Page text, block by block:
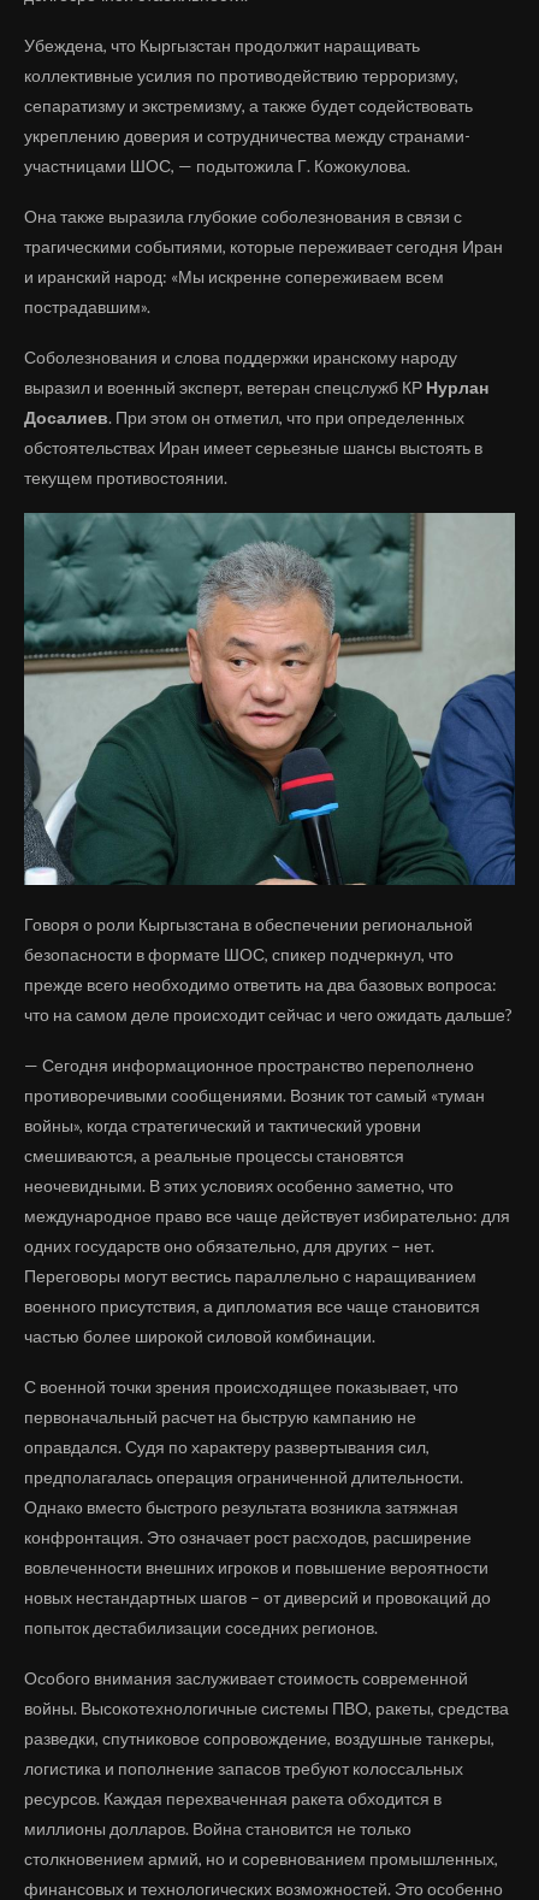
Убеждена, что Кыргызстан продолжит наращивать
коллективные усилия по противодействию терроризму,
сепаратизму и экстремизму, а также будет содействовать
укреплению доверия и сотрудничества между странами-
участницами ШОС, — подытожила Г. Кожокулова.
Она также выразила глубокие соболезнования в связи с
трагическими событиями, которые переживает сегодня Иран
и иранский народ: «Мы искренне сопереживаем всем
пострадавшим».
Соболезнования и слова поддержки иранскому народу
выразил и военный эксперт, ветеран спецслужб КР Нурлан
Досалиев. При этом он отметил, что при определенных
обстоятельствах Иран имеет серьезные шансы выстоять в
текущем противостоянии.
Говоря о роли Кыргызстана в обеспечении региональной
безопасности в формате ШОС, спикер подчеркнул, что
прежде всего необходимо ответить на два базовых вопроса:
что на самом деле происходит сейчас и чего ожидать дальше?
— Сегодня информационное пространство переполнено
противоречивыми сообщениями. Возник тот самый «туман
войны», когда стратегический и тактический уровни
смешиваются, а реальные процессы становятся
неочевидными. В этих условиях особенно заметно, что
международное право все чаще действует избирательно: для
одних государств оно обязательно, для других – нет.
Переговоры могут вестись параллельно с наращиванием
военного присутствия, а дипломатия все чаще становится
частью более широкой силовой комбинации.
С военной точки зрения происходящее показывает, что
первоначальный расчет на быструю кампанию не
оправдался. Судя по характеру развертывания сил,
предполагалась операция ограниченной длительности.
Однако вместо быстрого результата возникла затяжная
конфронтация. Это означает рост расходов, расширение
вовлеченности внешних игроков и повышение вероятности
новых нестандартных шагов – от диверсий и провокаций до
попыток дестабилизации соседних регионов.
Особого внимания заслуживает стоимость современной
войны. Высокотехнологичные системы ПВО, ракеты, средства
разведки, спутниковое сопровождение, воздушные танкеры,
логистика и пополнение запасов требуют колоссальных
ресурсов. Каждая перехваченная ракета обходится в
миллионы долларов. Война становится не только
столкновением армий, но и соревнованием промышленных,
финансовых и технологических возможностей. Это особенно